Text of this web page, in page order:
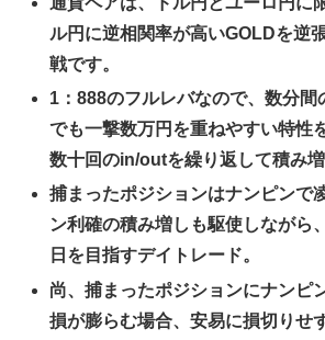
ル円に逆相関率が高いGOLDを逆
戦です。
1：888のフルレバなので、数分間
でも一撃数万円を重ねやすい特性
数十回のin/outを繰り返して積み増
捕まったポジションはナンピンで
ン利確の積み増しも駆使しながら
日を目指すデイトレード。
尚、捕まったポジションにナンピ
損が膨らむ場合、安易に損切りせ